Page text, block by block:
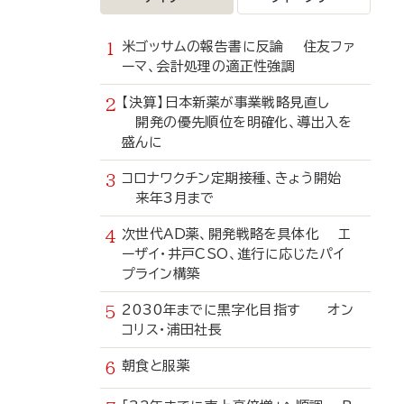
米ゴッサムの報告書に反論 住友ファ
ーマ、会計処理の適正性強調
【決算】日本新薬が事業戦略見直し
開発の優先順位を明確化、導出入を
盛んに
コロナワクチン定期接種、きょう開始
来年3月まで
次世代AD薬、開発戦略を具体化 エ
ーザイ・井戸CSO、進行に応じたパイ
プライン構築
2030年までに黒字化目指す オン
コリス・浦田社長
朝食と服薬